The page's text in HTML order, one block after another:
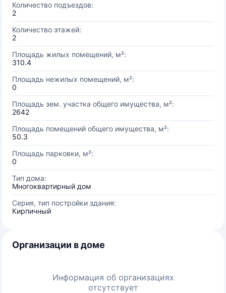
Количество подъездов:
2
Количество этажей:
2
Площадь жилых помещений, м²:
310.4
Площадь нежилых помещений, м²:
0
Площадь зем. участка общего имущества, м²:
2642
Площадь помещений общего имущества, м²:
50.3
Площадь парковки, м²:
0
Тип дома:
Многоквартирный дом
Серия, тип постройки здания:
Кирпичный
Организации в доме
Информация об организациях
отсутствует